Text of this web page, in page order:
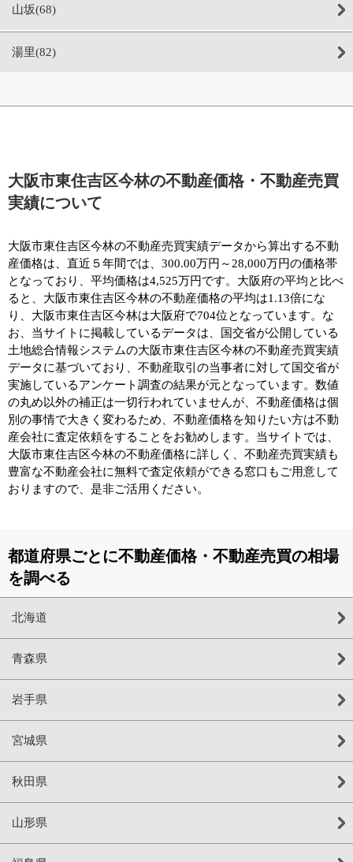
山坂(68)
湯里(82)
大阪市東住吉区今林の不動産価格・不動産売買
実績について
大阪市東住吉区今林の不動産売買実績データから算出する不動
産価格は、直近５年間では、300.00万円～28,000万円の価格帯
となっており、平均価格は4,525万円です。大阪府の平均と比べ
ると、大阪市東住吉区今林の不動産価格の平均は1.13倍にな
り、大阪市東住吉区今林は大阪府で704位となっています。な
お、当サイトに掲載しているデータは、国交省が公開している
土地総合情報システムの大阪市東住吉区今林の不動産売買実績
データに基づいており、不動産取引の当事者に対して国交省が
実施しているアンケート調査の結果が元となっています。数値
の丸め以外の補正は一切行われていませんが、不動産価格は個
別の事情で大きく変わるため、不動産価格を知りたい方は不動
産会社に査定依頼をすることをお勧めします。当サイトでは、
大阪市東住吉区今林の不動産価格に詳しく、不動産売買実績も
豊富な不動産会社に無料で査定依頼ができる窓口もご用意して
おりますので、是非ご活用ください。
都道府県ごとに不動産価格・不動産売買の相場
を調べる
北海道
青森県
岩手県
宮城県
秋田県
山形県